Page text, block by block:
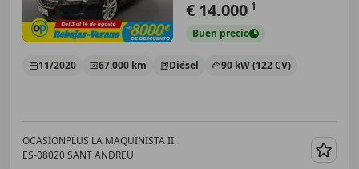
€ 14.000 1
Buen precio
11/2020 67.000 km Diésel 90 kW (122 CV)
OCASIONPLUS LA MAQUINISTA II
ES-08020 SANT ANDREU